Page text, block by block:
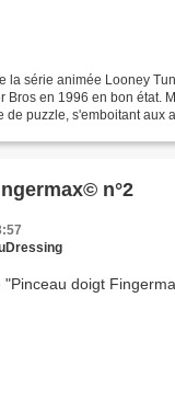
la série animée Looney
Bros en 1996 en bon état.
de puzzle, s'emboitant aux
n°2